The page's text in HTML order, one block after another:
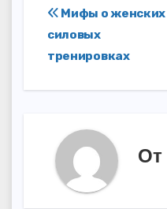
Навигация
по
записям
Мифы о женских
силовых
тренировках
От